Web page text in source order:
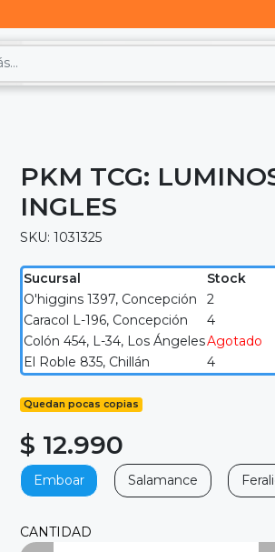
PKM TCG:
INGLES
SKU: 1031325
Sucursal
Stock
O'higgins 1397, Concepción
2
Caracol L-196, Concepción
4
Colón 454, L-34, Los ÁngelesAgotado
El Roble 835, Chillán
4
Quedan pocas copias
$ 12.990
Emboar Salamance
CANTIDAD